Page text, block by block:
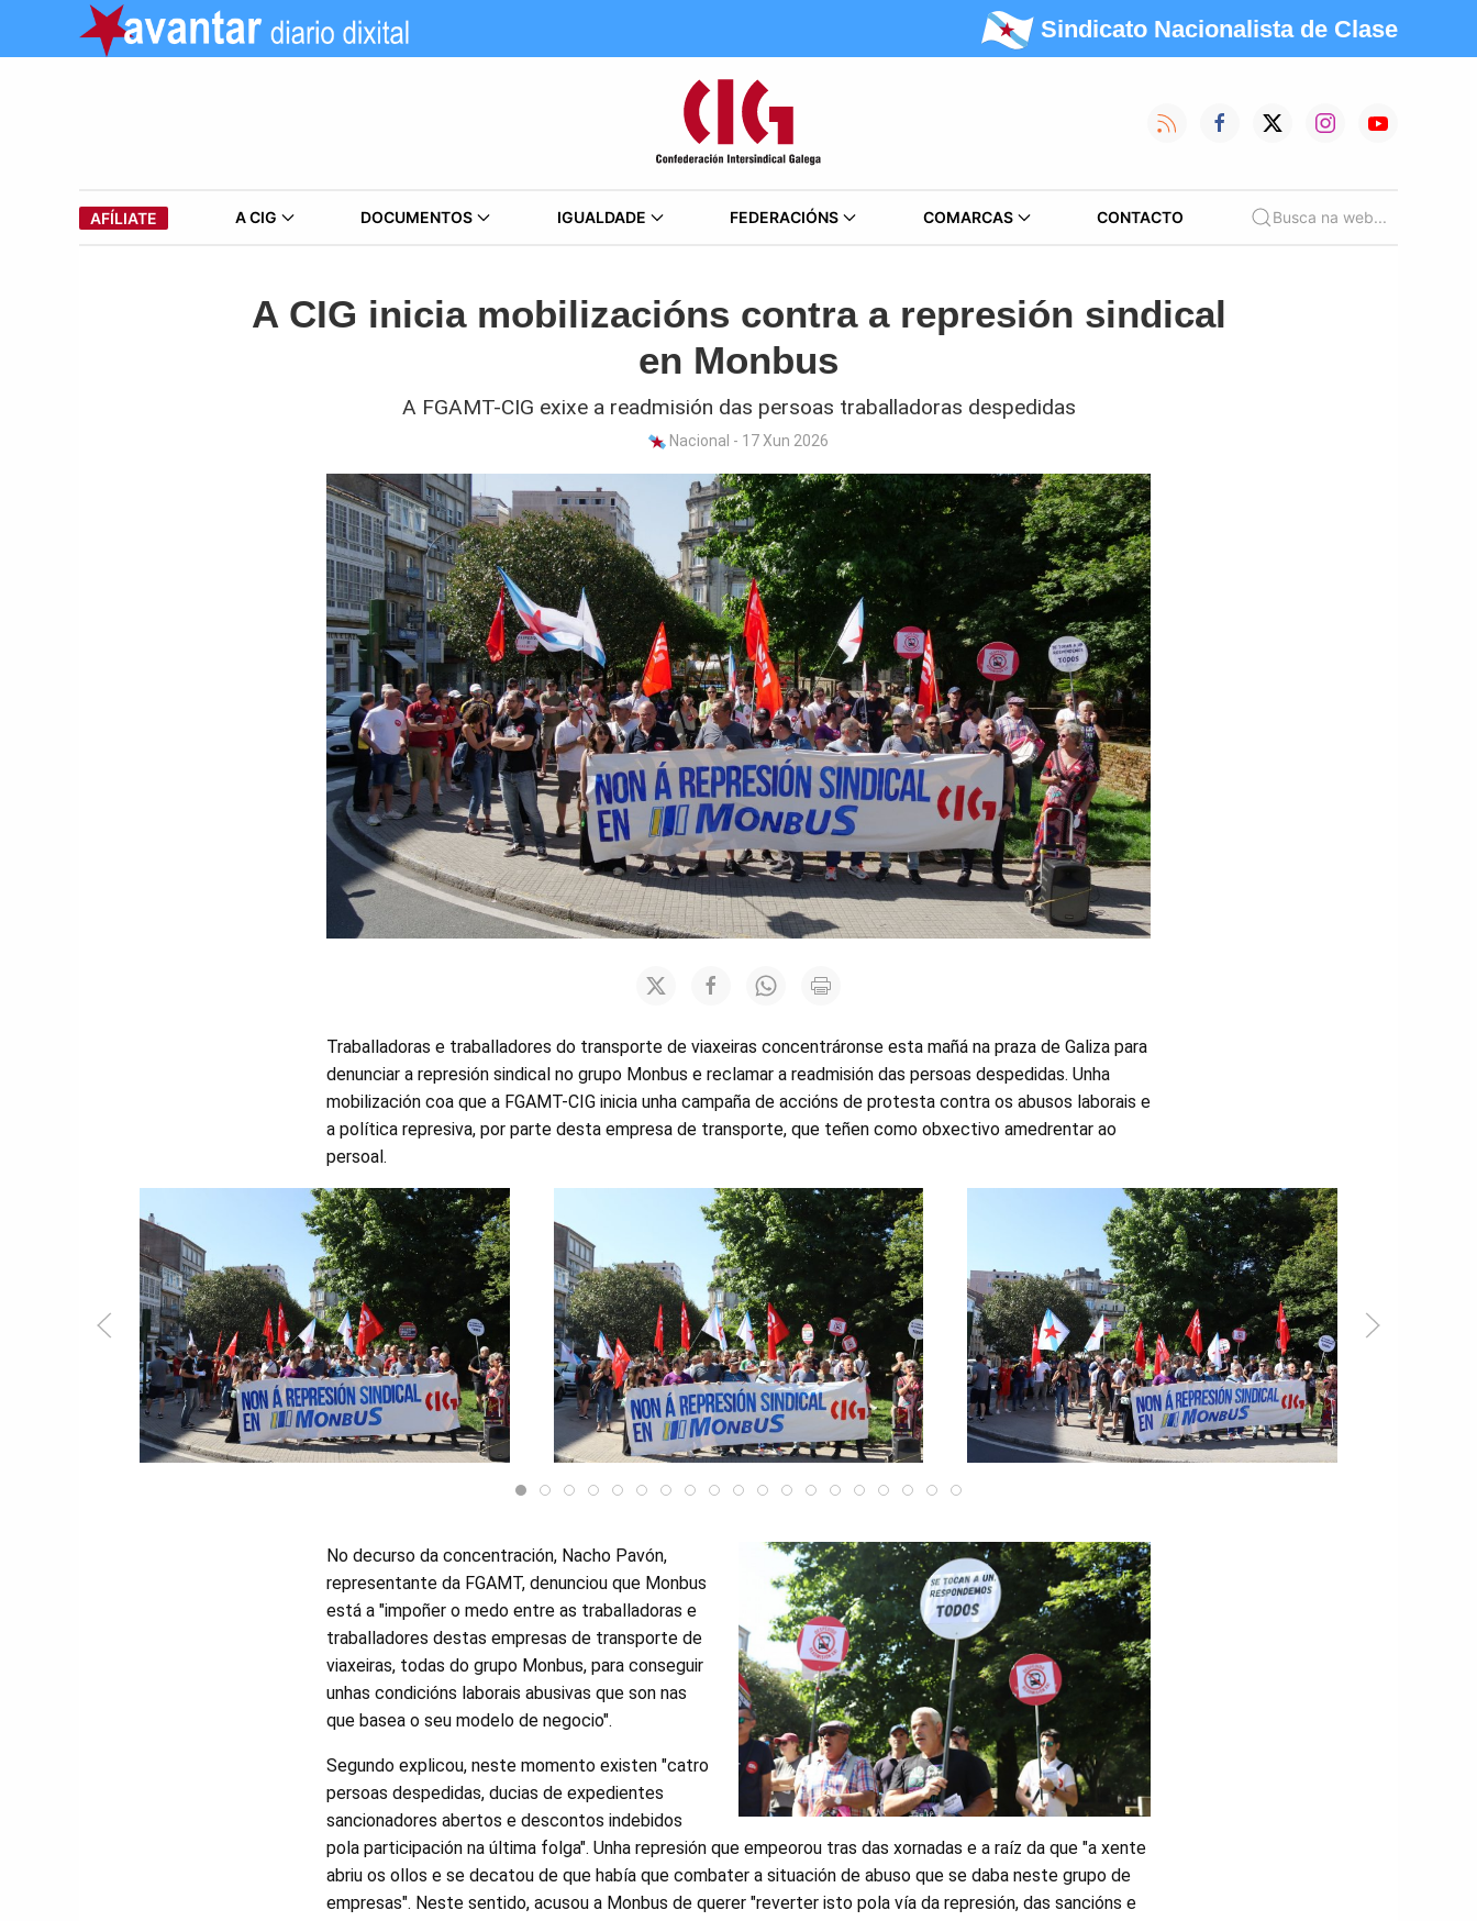
Sindicato Nacionalista de Clase
AFÍLIATE A CIG DOCUMENTOS IGUALDADE FEDERACIÓNS COMARCAS CONTACTO Busca na web...
A CIG inicia mobilizacións contra a represión sindical
en Monbus
A FGAMT-CIG exixe a readmisión das persoas traballadoras despedidas
Nacional - 17 Xun 2026
Traballadoras e traballadores do transporte de viaxeiras concentráronse esta mañá na praza de Galiza para
denunciar a represión sindical no grupo Monbus e reclamar a readmisión das persoas despedidas. Unha
mobilización coa que a FGAMT-CIG inicia unha campaña de accións de protesta contra os abusos laborais e
a política represiva, por parte desta empresa de transporte, que teñen como obxectivo amedrentar ao
persoal.
No decurso da concentración, Nacho Pavón,
representante da FGAMT, denunciou que Monbus
está a "impoñer o medo entre as traballadoras e
traballadores destas empresas de transporte de
viaxeiras, todas do grupo Monbus, para conseguir
unhas condicións laborais abusivas que son nas
que basea o seu modelo de negocio".
Segundo explicou, neste momento existen "catro
persoas despedidas, ducias de expedientes
sancionadores abertos e descontos indebidos
pola participación na última folga". Unha represión que empeorou tras das xornadas e a raíz da que "a xente
abriu os ollos e se decatou de que había que combater a situación de abuso que se daba neste grupo de
empresas". Neste sentido, acusou a Monbus de querer "reverter isto pola vía da represión, das sancións e